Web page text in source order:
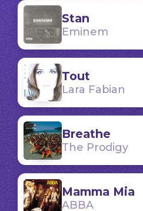
Stan
Eminem
Tout
Lara Fabian
Breathe
The Prodigy
Mamma Mia
ABBA